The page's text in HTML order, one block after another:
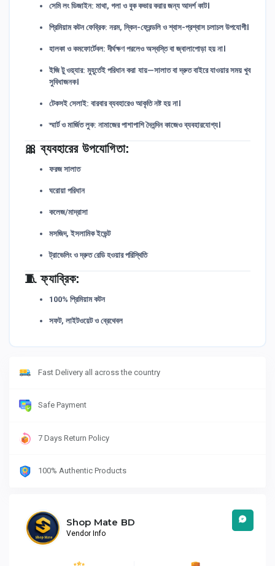
সেমি লং ডিজাইন: মাথা, গলা ও বুক কভার করার জন্য আদর্শ কাট।
প্রিমিয়াম কটন ফেব্রিক: নরম, স্কিন-ফ্রেন্ডলি ও শ্বাস-প্রশ্বাস চলাচল উপযোগী।
হালকা ও কমফোর্টেবল: দীর্ঘক্ষণ পরলেও অস্বস্তি বা জ্বালাপোড়া হয় না।
ইজি টু ওয়্যার: মুহূর্তেই পরিধান করা যায়—সালাত বা দ্রুত বাইরে যাওয়ার সময় খুব
সুবিধাজনক।
টেকসই সেলাই: বারবার ব্যবহারেও আকৃতি নষ্ট হয় না।
স্মার্ট ও মার্জিত লুক: নামাজের পাশাপাশি দৈনন্দিন কাজেও ব্যবহারযোগ্য।
🎀ব্যবহারের উপযোগিতা:
ফরজ সালাত
ঘরোয়া পরিধান
কলেজ/মাদ্রাসা
মসজিদ, ইসলামিক ইভেন্ট
ট্রাভেলিং ও দ্রুত রেডি হওয়ার পরিস্থিতি
🧵ফ্যাব্রিক:
100% প্রিমিয়াম কটন
সফট, লাইটওয়েট ও ব্রেথেবল
Fast Delivery all across the country
Safe Payment
7 Days Return Policy
100% Authentic Products
Shop Mate BD
Vendor Info